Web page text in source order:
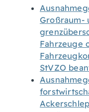
Großraum-
Fahrzeuge
StVZO